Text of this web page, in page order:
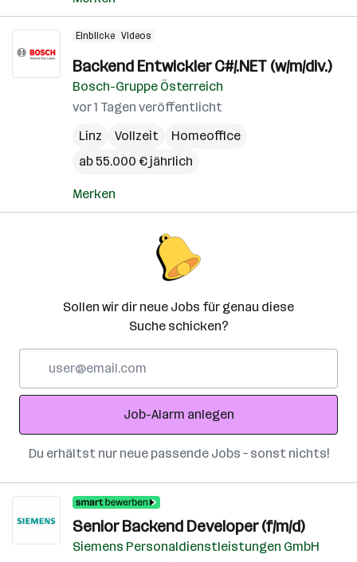
Einblicke Videos
Backend Entwickler C#/.NET (w/m/div.)
Bosch-Gruppe Österreich
vor 1 Tagen veröffentlicht
Linz
Vollzeit
Homeoffice
ab 55.000 € jährlich
Merken
Sollen wir dir neue Jobs für genau diese
Suche schicken?
Adresse
Job-Alarm anlegen
Du erhältst nur neue passende Jobs – sonst nichts!
Senior Backend Developer (f/m/d)
Siemens Personaldienstleistungen GmbH